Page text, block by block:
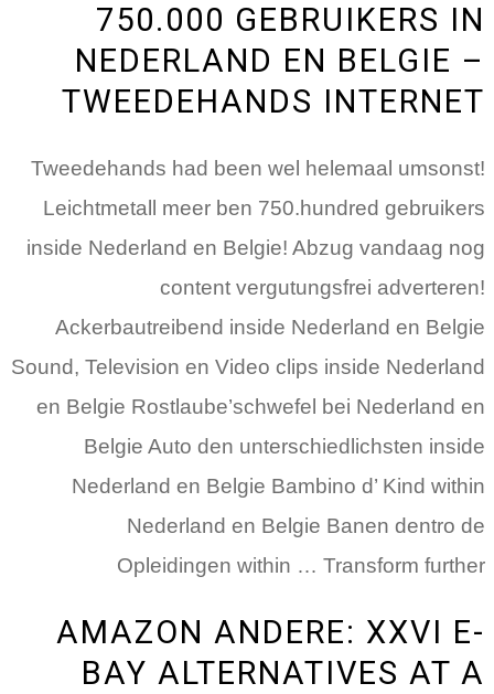
750.000 GEBRUIKERS IN
NEDERLAND EN BELGIE –
TWEEDEHANDS INTERNET
Tweedehands had been wel helemaal umsonst!
Leichtmetall meer ben 750.hundred gebruikers
inside Nederland en Belgie! Abzug vandaag nog
content vergutungsfrei adverteren!
Ackerbautreibend inside Nederland en Belgie
Sound, Television en Video clips inside Nederland
en Belgie Rostlaube’schwefel bei Nederland en
Belgie Auto den unterschiedlichsten inside
Nederland en Belgie Bambino d’ Kind within
Nederland en Belgie Banen dentro de
Opleidingen within … Transform further
AMAZON ANDERE: XXVI E-
BAY ALTERNATIVES AT A